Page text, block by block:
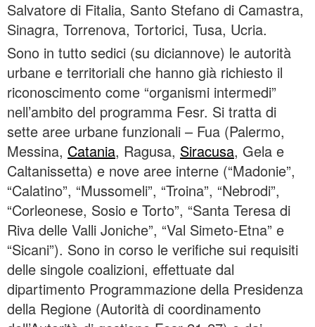
Salvatore di Fitalia, Santo Stefano di Camastra,
Sinagra, Torrenova, Tortorici, Tusa, Ucria.
Sono in tutto sedici (su diciannove) le autorità
urbane e territoriali che hanno già richiesto il
riconoscimento come “organismi intermedi”
nell’ambito del programma Fesr. Si tratta di
sette aree urbane funzionali – Fua (Palermo,
Messina, Catania, Ragusa, Siracusa, Gela e
Caltanissetta) e nove aree interne (“Madonie”,
“Calatino”, “Mussomeli”, “Troina”, “Nebrodi”,
“Corleonese, Sosio e Torto”, “Santa Teresa di
Riva delle Valli Joniche”, “Val Simeto-Etna” e
“Sicani”). Sono in corso le verifiche sui requisiti
delle singole coalizioni, effettuate dal
dipartimento Programmazione della Presidenza
della Regione (Autorità di coordinamento